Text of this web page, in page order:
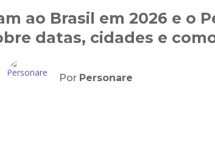
ao Brasil em 2026 e o
datas, cidades e
Por Personare